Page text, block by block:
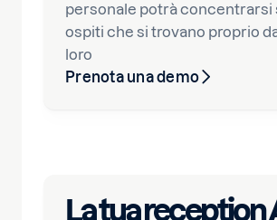
personale potrà concentrarsi
ospiti che si trovano proprio
loro
Prenota una demo
La tua reception